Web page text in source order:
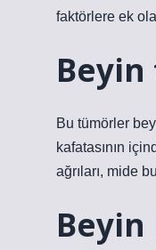
faktörlere ek
Beyin
Bu tümörler
kafatasının
ağrıları, mide